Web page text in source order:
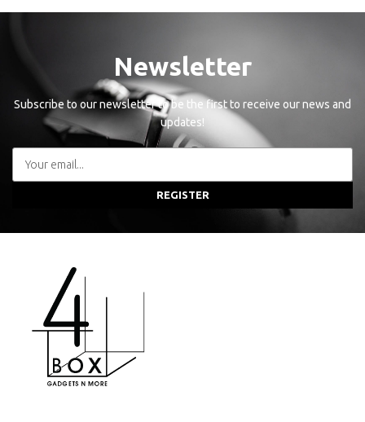
Newsletter
Subscribe to our newsletter to be the first to receive our news and
updates!
REGISTER